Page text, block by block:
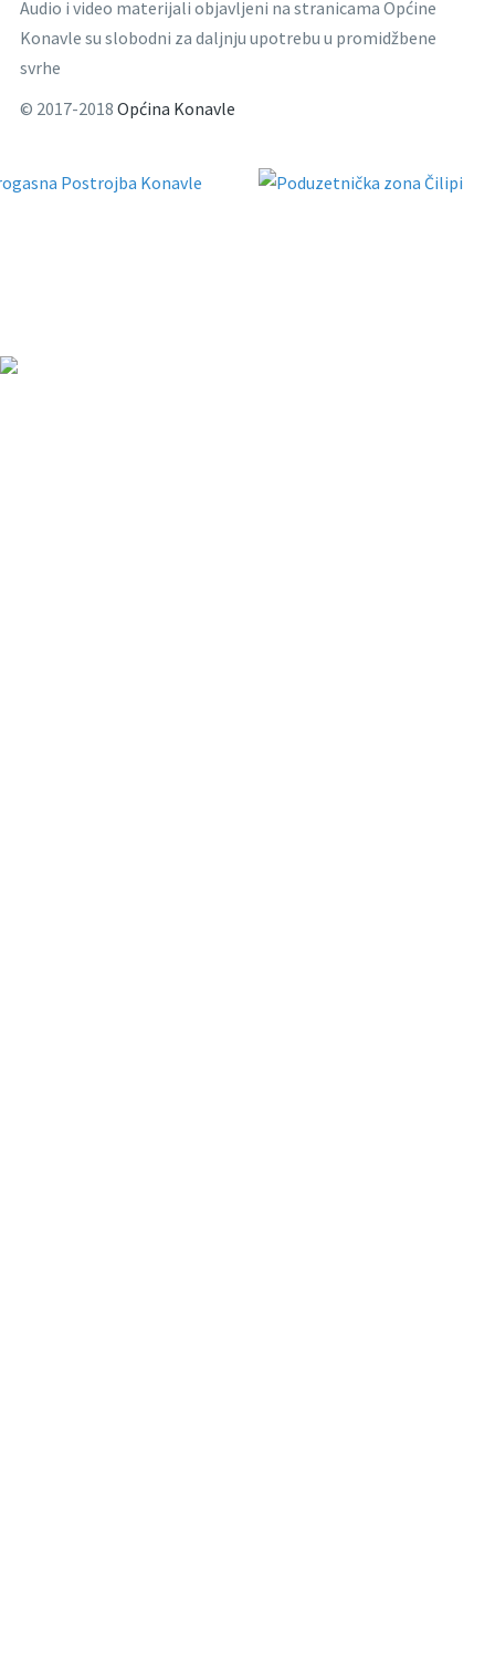
Audio i video materijali objavljeni na stranicama Općine
Konavle su slobodni za daljnju upotrebu u promidžbene
svrhe
© 2017-2018 Općina Konavle